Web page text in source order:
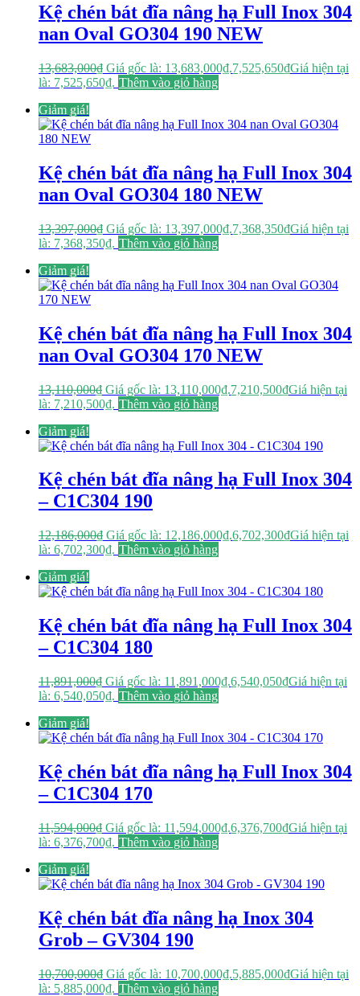
Kệ chén bát đĩa nâng hạ Full Inox 304
nan Oval GO304 190 NEW
13,683,000₫ Giá gốc là: 13,683,000₫.7,525,650₫Giá hiện tại
là: 7,525,650₫. Thêm vào giỏ hàng
Giảm giá!
Kệ chén bát đĩa nâng hạ Full Inox 304
nan Oval GO304 180 NEW
13,397,000₫ Giá gốc là: 13,397,000₫.7,368,350₫Giá hiện tại
là: 7,368,350₫. Thêm vào giỏ hàng
Giảm giá!
Kệ chén bát đĩa nâng hạ Full Inox 304
nan Oval GO304 170 NEW
13,110,000₫ Giá gốc là: 13,110,000₫.7,210,500₫Giá hiện tại
là: 7,210,500₫. Thêm vào giỏ hàng
Giảm giá!
Kệ chén bát đĩa nâng hạ Full Inox 304
– C1C304 190
12,186,000₫ Giá gốc là: 12,186,000₫.6,702,300₫Giá hiện tại
là: 6,702,300₫. Thêm vào giỏ hàng
Giảm giá!
Kệ chén bát đĩa nâng hạ Full Inox 304
– C1C304 180
11,891,000₫ Giá gốc là: 11,891,000₫.6,540,050₫Giá hiện tại
là: 6,540,050₫. Thêm vào giỏ hàng
Giảm giá!
Kệ chén bát đĩa nâng hạ Full Inox 304
– C1C304 170
11,594,000₫ Giá gốc là: 11,594,000₫.6,376,700₫Giá hiện tại
là: 6,376,700₫. Thêm vào giỏ hàng
Giảm giá!
Kệ chén bát đĩa nâng hạ Inox 304
Grob – GV304 190
10,700,000₫ Giá gốc là: 10,700,000₫.5,885,000₫Giá hiện tại
là: 5,885,000₫. Thêm vào giỏ hàng